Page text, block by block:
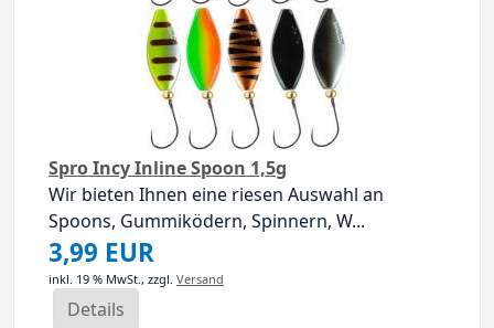
Spro Incy Inline Spoon 1,5g
Wir bieten Ihnen eine riesen Auswahl an
Spoons, Gummiködern, Spinnern, W...
3,99 EUR
inkl. 19 % MwSt., zzgl. Versand
Details